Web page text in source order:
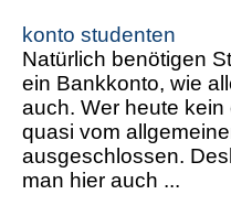
konto studenten
Natürlich benötigen
ein Bankkonto, wie
auch. Wer heute kein
quasi vom
ausgeschlossen.
man hier auch ...